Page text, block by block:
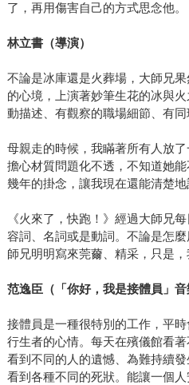
了，再用傷害自己的方式思念他。
林立書（導演）
不論是冰庫還是火葬場，大師兄
的心境，上演著妙筆生花的冰與
動描述、有觀察的職場細節、有同
母親走的時候，我瞞著所有人放
擔心材質問題化不透，不知道她
幾年的掛念，讓我現在還能清楚地
《火來了，快跑！》經過大師兄
容詞、名詞或是動詞。不論是怎
師兄明明寫來莞薾、精采，只是
范逸臣（「你好，我是接體員」音
接體員是一種很特別的工作，平
行生者的心情。每天在殯儀館看
看到不同的人的遺憾、為難持續
看到各種不同的死狀。能讓一個